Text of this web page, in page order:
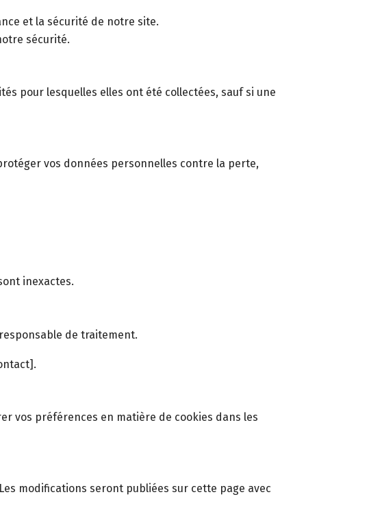
et la sécurité de notre site.
sécurité.
pour lesquelles elles ont été collectées, sauf si une
vos données personnelles contre la perte,
inexactes.
de traitement.
vos préférences en matière de cookies dans les
modifications seront publiées sur cette page avec